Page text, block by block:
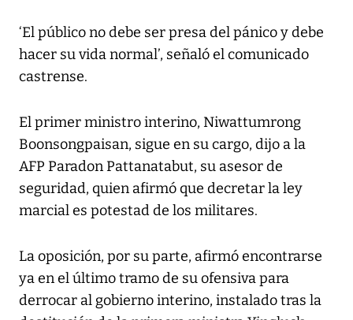
‘El público no debe ser presa del pánico y debe
hacer su vida normal’, señaló el comunicado
castrense.
El primer ministro interino, Niwattumrong
Boonsongpaisan, sigue en su cargo, dijo a la
AFP Paradon Pattanatabut, su asesor de
seguridad, quien afirmó que decretar la ley
marcial es potestad de los militares.
La oposición, por su parte, afirmó encontrarse
ya en el último tramo de su ofensiva para
derrocar al gobierno interino, instalado tras la